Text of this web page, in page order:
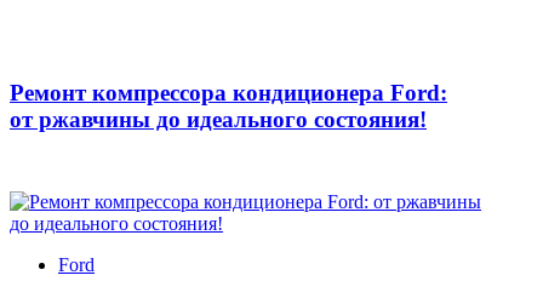
Ремонт компрессора кондиционера Ford:
от ржавчины до идеального состояния!
Ford